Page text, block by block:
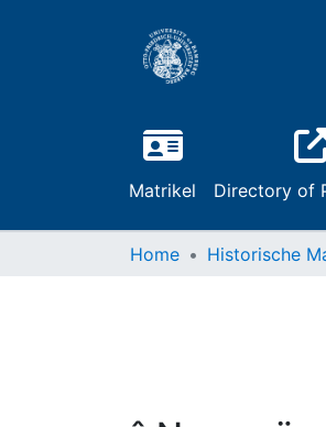
Matrikel Directory of
Home Historische